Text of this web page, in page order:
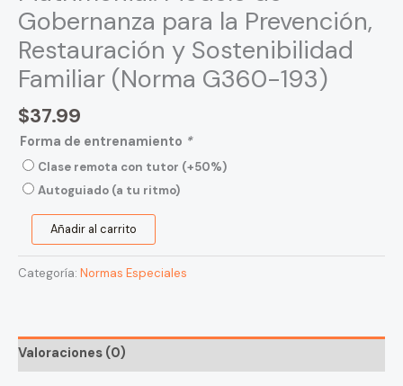
Gobernanza para la Prevención,
Restauración y Sostenibilidad
Familiar (Norma G360-193)
$37.99
Forma de entrenamiento *
Clase remota con tutor (+50%)
Autoguiado (a tu ritmo)
Familiar
(Norma
G360-
193)
Añadir al carrito
Categoría: Normas Especiales
Valoraciones (0)